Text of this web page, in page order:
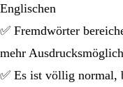
Englischen
✅ Fremdwörter
mehr
✅ Es ist völlig normal,